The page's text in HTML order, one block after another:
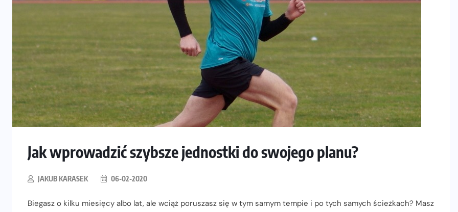
Jak wprowadzić szybsze jednostki do swojego planu?
JAKUB KARASEK 06-02-2020
Biegasz o kilku miesięcy albo lat, ale wciąż poruszasz się w tym samym tempie i po tych samych ścieżkach? Masz